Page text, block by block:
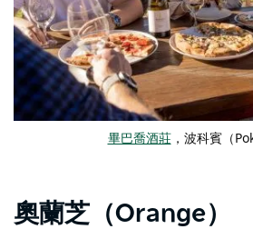
畢巴喬酒莊，波科賓（
奧蘭芝（Orange）